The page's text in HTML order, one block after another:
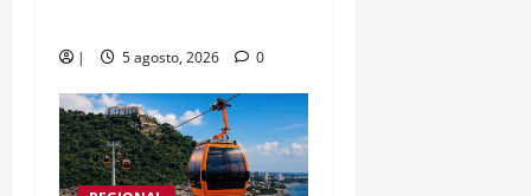
| 5 agosto, 2026 0